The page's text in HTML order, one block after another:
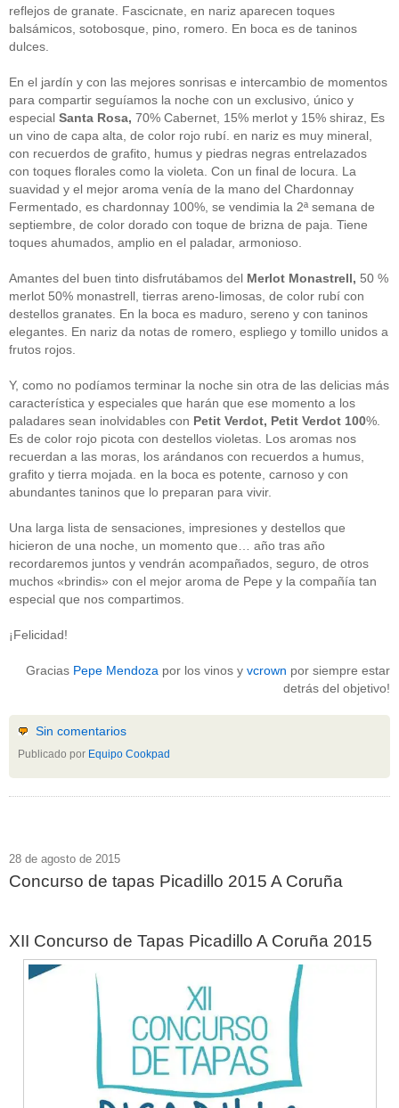
mejores-productos (3)
México(1)
Murcia
quesos(3)
Restaurantes
rutas de tapas
(2)
Setas(1)
Sin categoría(348)
solidaridad(1)
tapas (2)
" ALT="RSS" /> SUSCRÍBETE
RSS - Entradas
ADMINISTRAR
Acceder
reflejos de granate. Fascicnate, en nariz aparecen toques
balsámicos, sotobosque, pino, romero. En boca es de taninos
dulces.
En el jardín y con las mejores sonrisas e intercambio de momentos
para compartir seguíamos la noche con un exclusivo, único y
especial Santa Rosa, 70% Cabernet, 15% merlot y 15% shiraz, Es
un vino de capa alta, de color rojo rubí. en nariz es muy mineral,
con recuerdos de grafito, humus y piedras negras entrelazados
con toques florales como la violeta. Con un final de locura. La
suavidad y el mejor aroma venía de la mano del Chardonnay
Fermentado, es chardonnay 100%, se vendimia la 2ª semana de
septiembre, de color dorado con toque de brizna de paja. Tiene
toques ahumados, amplio en el paladar, armonioso.
Amantes del buen tinto disfrutábamos del Merlot Monastrell, 50 %
merlot 50% monastrell, tierras areno-limosas, de color rubí con
destellos granates. En la boca es maduro, sereno y con taninos
elegantes. En nariz da notas de romero, espliego y tomillo unidos a
frutos rojos.
Y, como no podíamos terminar la noche sin otra de las delicias más
característica y especiales que harán que ese momento a los
paladares sean inolvidables con Petit Verdot, Petit Verdot 100%.
Es de color rojo picota con destellos violetas. Los aromas nos
recuerdan a las moras, los arándanos con recuerdos a humus,
grafito y tierra mojada. en la boca es potente, carnoso y con
abundantes taninos que lo preparan para vivir.
Una larga lista de sensaciones, impresiones y destellos que
hicieron de una noche, un momento que… año tras año
recordaremos juntos y vendrán acompañados, seguro, de otros
muchos «brindis» con el mejor aroma de Pepe y la compañía tan
especial que nos compartimos.
¡Felicidad!
Gracias Pepe Mendoza por los vinos y vcrown por siempre estar
detrás del objetivo!
Sin comentarios
Publicado por Equipo Cookpad
28 de agosto de 2015
Concurso de tapas Picadillo 2015 A Coruña
XII Concurso de Tapas Picadillo A Coruña 2015